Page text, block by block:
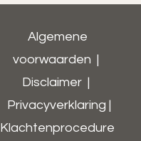
Algemene
voorwaarden |
Disclaimer |
Privacyverklaring |
Klachtenprocedure